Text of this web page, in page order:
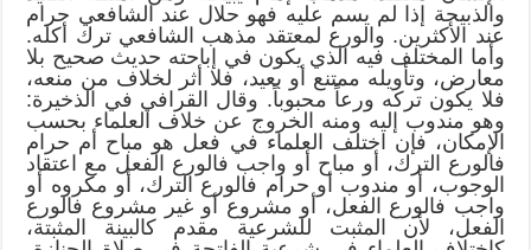
والذبيحة إذا لم يسم عليه فهو حلال عند الشافعي حرام
عند الأكثرين. والورع لمعتقد مذهب الشافعي ترك أكله.
وأما المختلف فيه الذي يكون في إباحته حديث صحيح بلا
معارض، وتأويله ممتنع أو بعيد، فلا أثر لخلاف من منعه،
فلا يكون تركه ورعاً محبوباً. وقال القرافي في الذخيرة:
وهو مندوب إليه ومنه الخروج عن خلاف العلماء بحسب
الإمكان، فإن اختلف العلماء في فعل هو مباح أم حرام
فالورع الترك، أو مباح أو واجب فالورع الفعل مع اعتقاد
الوجوب، أو مندوب أو حرام فالورع الترك، أو مكروه أو
واجب فالورع الفعل، أو مشروع أو غير مشروع فالورع
الفعل، لأن المثبت للشرعية مقدم كالبينة المثبتة،